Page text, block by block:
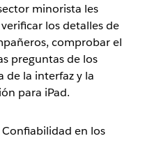
minorista les
los detalles de
comprobar el
preguntas de los
de la interfaz y la
para iPad.